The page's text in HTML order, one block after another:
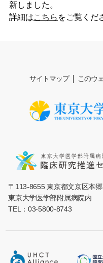
新しました。
詳細はこちら をご覧くだ
サイトマップ このウ
〒113-8655 東京都文京区本
東京大学医学部附属病院内
TEL：03-5800-8743